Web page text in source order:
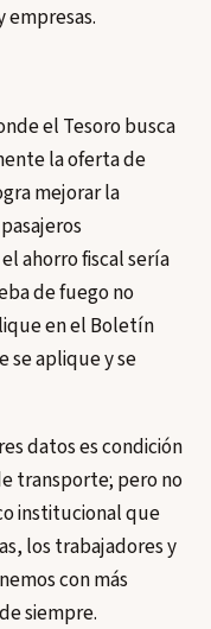
empresas.
el Tesoro busca
la oferta de
mejorar la
ahorro fiscal sería
de fuego no
en el Boletín
se aplique y se
datos es condición
transporte; pero no
institucional que
los trabajadores y
con más
siempre.